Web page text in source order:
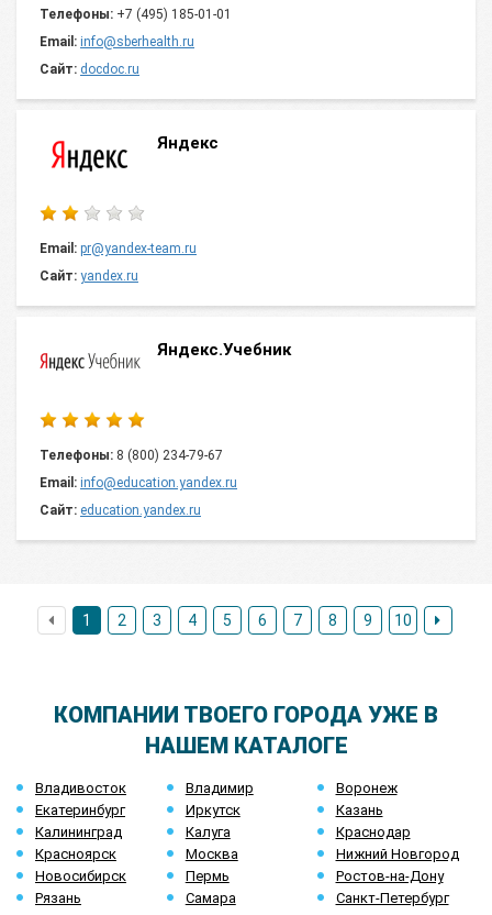
Телефоны: +7 (495) 185-01-01
Email: info@sberhealth.ru
Сайт: docdoc.ru
Яндекс
Email: pr@yandex-team.ru
Сайт: yandex.ru
Яндекс.Учебник
Телефоны: 8 (800) 234-79-67
Email: info@education.yandex.ru
Сайт: education.yandex.ru
1 2 3 4 5 6 7 8 9 10
КОМПАНИИ ТВОЕГО ГОРОДА УЖЕ В
НАШЕМ КАТАЛОГЕ
Владивосток Владимир
Воронеж
Екатеринбург
Иркутск
Казань
Калининград
Калуга
Краснодар
Красноярск
Москва
Нижний Новгород
Новосибирск
Пермь
Ростов-на-Дону
Рязань
Самара
Санкт-Петербург